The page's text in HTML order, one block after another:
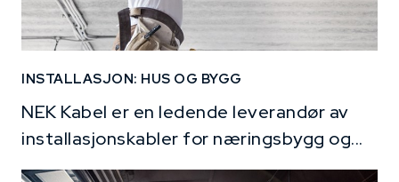
INSTALLASJON: HUS OG BYGG
NEK Kabel er en ledende leverandør av
installasjonskabler for næringsbygg og...